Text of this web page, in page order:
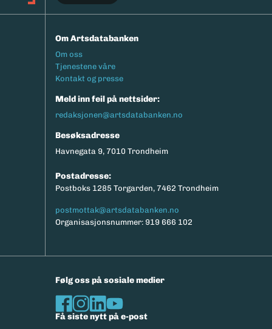
Om Artsdatabanken
Footermeny
Om oss
Tjenestene våre
Kontakt og presse
Meld inn feil på nettsider:
redaksjonen@artsdatabanken.no
Besøksadresse
Havnegata 9, 7010 Trondheim
Postadresse:
Postboks 1285 Torgarden, 7462 Trondheim
postmottak@artsdatabanken.no
Organisasjonsnummer: 919 666 102
Følg oss på sosiale medier
Få siste nytt på e-post